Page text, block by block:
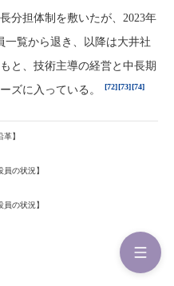
分担体制を敷いたが、2023年
一覧から退き、以降は大井社
と、技術主導の経営と中長期
ズに入っている。
[72][73][74]
】
の状況】
の状況】